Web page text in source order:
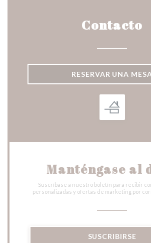
Contacto
RESERVAR UNA
Manténgase al
Suscríbase a nuestro boletín para recibir
personalizadas y ofertas de marketing por
SUSCRIBIRSE